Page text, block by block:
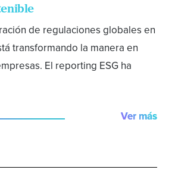
de regulaciones globales en
transformando la manera en
El reporting ESG ha
Ver más